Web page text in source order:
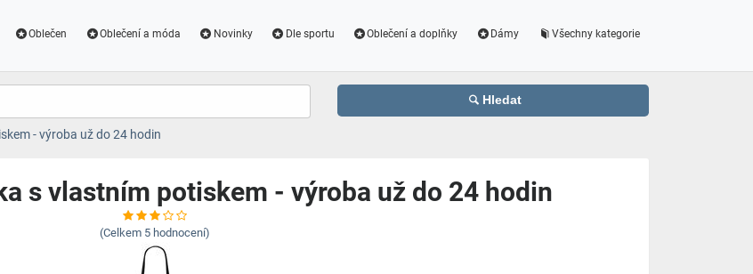
Oblečen Oblečení a móda Novinky Dle sportu Oblečení a doplňky Dámy Všechny kategorie
Hledat
- výroba už do 24 hodin
s vlastním potiskem - výroba už do 24 hodin
(Celkem 5 hodnocení)